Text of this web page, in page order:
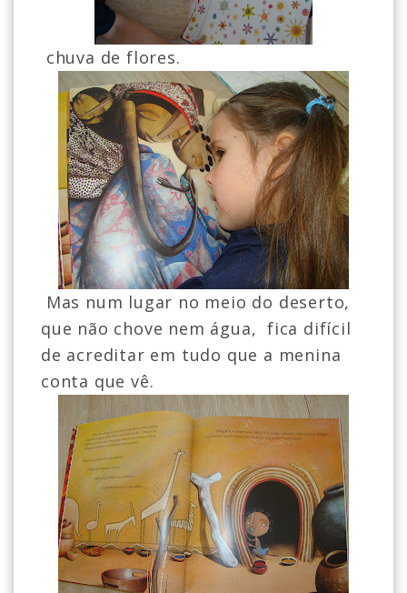
chuva de flores.
Mas num lugar no meio do deserto,
que não chove nem água, fica difícil
de acreditar em tudo que a menina
conta que vê.